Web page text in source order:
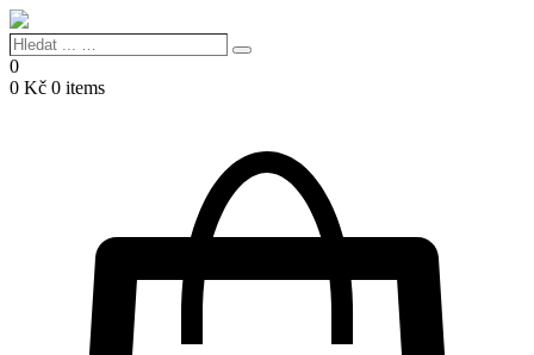
Hledat
...
…
Search
0
0 Kč 0 items